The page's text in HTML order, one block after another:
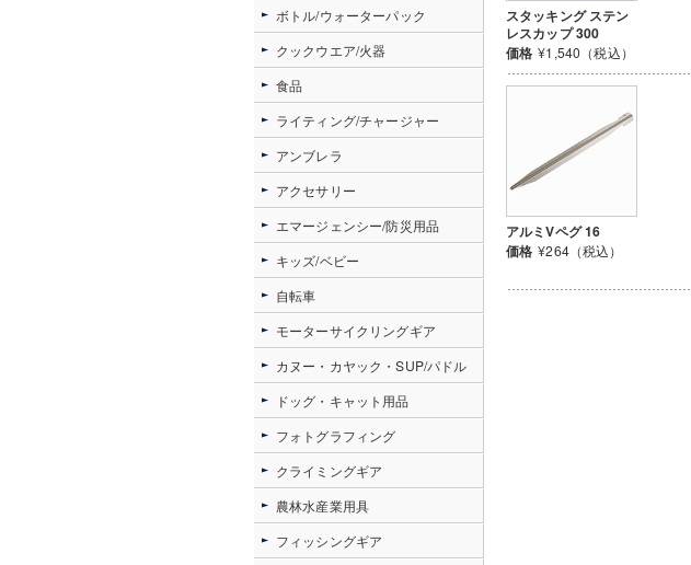
スタッキング ステン
レスカップ 300
価格 ¥1,540（税込）
アルミVペグ 16
価格 ¥264（税込）
ボトル/ウォーターパック
クックウエア/火器
食品
ライティング/チャージャー
アンブレラ
アクセサリー
エマージェンシー/防災用品
キッズ/ベビー
自転車
モーターサイクリングギア
カヌー・カヤック・SUP/パドル
ドッグ・キャット用品
フォトグラフィング
クライミングギア
農林水産業用具
フィッシングギア